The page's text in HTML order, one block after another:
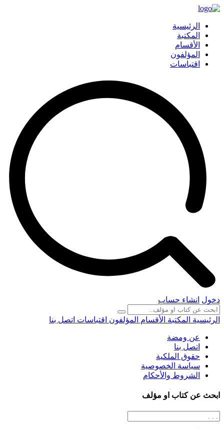
الرئيسية
المكتبة
الأقسام
المؤلفون
اقتباسات
دخول انشاء حساب
الرئيسية المكتبة الأقسام المؤلفون اقتباسات اتصل بنا
عن ومضة
اتصل بنا
حقوق الملكية
سياسة الخصوصية
الشروط والأحكام
ابحث عن كتاب او مؤلف